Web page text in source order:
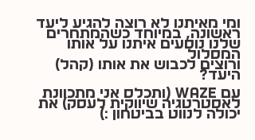
ומי מאיתנו לא רוצה להגיע ליעד
ראשונה, במיוחד כשהמתחרים
שלנו נוסעים איתנו על אותו
המסלול
ורוצים לכבוש את אותו (קהל)
היעד?
עם Waze (ותכלס אני מתכוונת
לאסטרטגיה שיווקית לעסק) את
יכולה לנווט בביטחון :)